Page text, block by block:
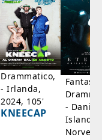
Drammatico,
- Irlanda,
2024, 105'
KNEECAP
-
Islanda,